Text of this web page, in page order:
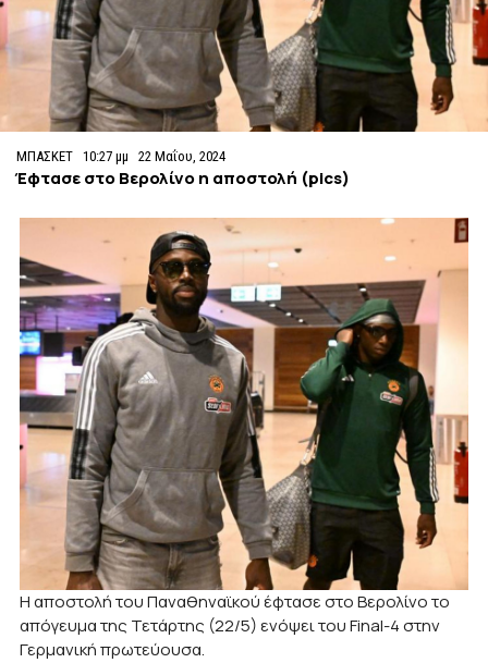
ΜΠΑΣΚΕΤ 10:27 μμ 22 Μαΐου, 2024
Έφτασε στο Βερολίνο η αποστολή (pics)
Η αποστολή του Παναθηναϊκού έφτασε στο Βερολίνο το
απόγευμα της Τετάρτης (22/5) ενόψει του Final-4 στην
Γερμανική πρωτεύουσα.